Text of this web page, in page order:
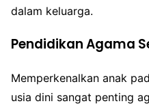
dalam keluarga.
Pendidikan Agama
Memperkenalkan anak
usia dini sangat penting